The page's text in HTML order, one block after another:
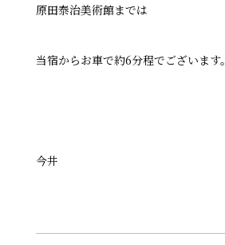
原田泰治美術館までは
当宿からお車で約6分程でございます。
今井